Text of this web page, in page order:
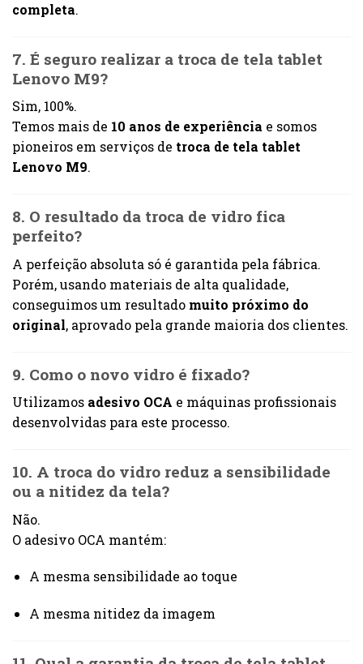
completa.
7. É seguro realizar a troca de tela tablet
Lenovo M9?
Sim, 100%.
Temos mais de 10 anos de experiência e somos
pioneiros em serviços de troca de tela tablet
Lenovo M9.
8. O resultado da troca de vidro fica
perfeito?
A perfeição absoluta só é garantida pela fábrica.
Porém, usando materiais de alta qualidade,
conseguimos um resultado muito próximo do
original, aprovado pela grande maioria dos clientes.
9. Como o novo vidro é fixado?
Utilizamos adesivo OCA e máquinas profissionais
desenvolvidas para este processo.
10. A troca do vidro reduz a sensibilidade
ou a nitidez da tela?
Não.
O adesivo OCA mantém:
A mesma sensibilidade ao toque
A mesma nitidez da imagem